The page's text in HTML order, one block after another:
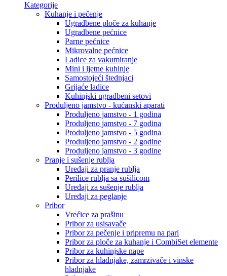
Kategorije
Kuhanje i pečenje
Ugradbene ploče za kuhanje
Ugradbene pećnice
Parne pećnice
Mikrovalne pećnice
Ladice za vakumiranje
Mini i ljetne kuhinje
Samostojeći štednjaci
Grijaće ladice
Kuhinjski ugradbeni setovi
Produljeno jamstvo - kućanski aparati
Produljeno jamstvo - 1 godina
Produljeno jamstvo - 7 godina
Produljeno jamstvo - 5 godina
Produljeno jamstvo - 2 godine
Produljeno jamstvo - 3 godine
Pranje i sušenje rublja
Uređaji za pranje rublja
Perilice rublja sa sušilicom
Uređaji za sušenje rublja
Uređaji za peglanje
Pribor
Vrećice za prašinu
Pribor za usisavače
Pribor za pečenje i pripremu na pari
Pribor za ploče za kuhanje i CombiSet elemente
Pribor za kuhinjske nape
Pribor za hladnjake, zamrzivače i vinske
hladnjake